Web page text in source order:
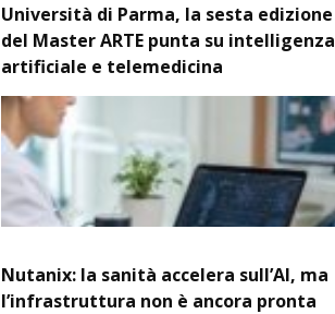
Università di Parma, la sesta edizione
del Master ARTE punta su intelligenza
artificiale e telemedicina
Nutanix: la sanità accelera sull’AI, ma
l’infrastruttura non è ancora pronta